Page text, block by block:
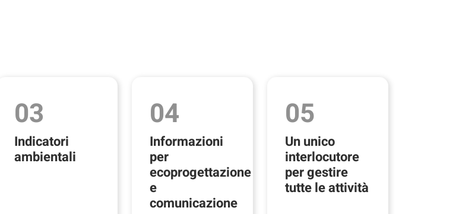
03
Indicatori
ambientali
04
Informazioni
per
ecoprogettazione
e
comunicazione
05
Un unico
interlocutore
per gestire
tutte le attività